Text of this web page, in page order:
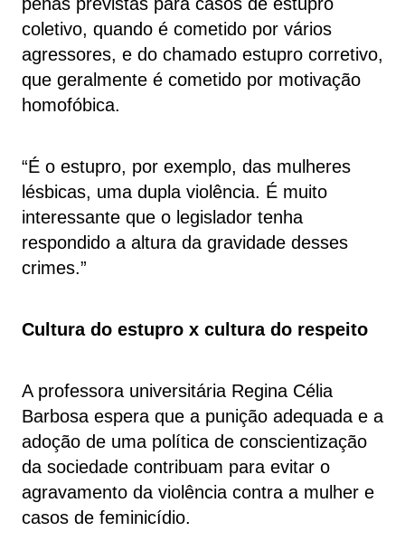
penas previstas para casos de estupro
coletivo, quando é cometido por vários
agressores, e do chamado estupro corretivo,
que geralmente é cometido por motivação
homofóbica.
“É o estupro, por exemplo, das mulheres
lésbicas, uma dupla violência. É muito
interessante que o legislador tenha
respondido a altura da gravidade desses
crimes.”
Cultura do estupro x cultura do respeito
A professora universitária Regina Célia
Barbosa espera que a punição adequada e a
adoção de uma política de conscientização
da sociedade contribuam para evitar o
agravamento da violência contra a mulher e
casos de feminicídio.